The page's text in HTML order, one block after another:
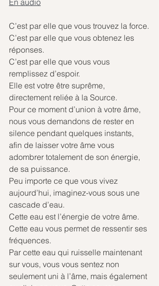
En audio
C’est par elle que vous trouvez la force.
C’est par elle que vous obtenez les
réponses.
C’est par elle que vous vous
remplissez d’espoir.
Elle est votre être suprême,
directement reliée à la Source.
Pour ce moment d’union à votre âme,
nous vous demandons de rester en
silence pendant quelques instants,
afin de laisser votre âme vous
adombrer totalement de son énergie,
de sa puissance.
Peu importe ce que vous vivez
aujourd’hui, imaginez-vous sous une
cascade d’eau.
Cette eau est l’énergie de votre âme.
Cette eau vous permet de ressentir ses
fréquences.
Par cette eau qui ruisselle maintenant
sur vous, vous vous sentez non
seulement uni à l’âme, mais également